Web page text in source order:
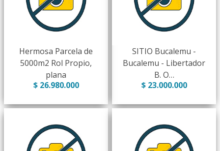
Hermosa Parcela de
5000m2 Rol Propio,
plana
$ 26.980.000
SITIO Bucalemu -
Bucalemu - Libertador
B. O…
$ 23.000.000